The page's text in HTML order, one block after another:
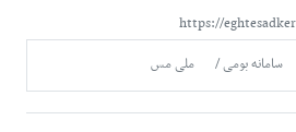
سامانه بومی ملی مس